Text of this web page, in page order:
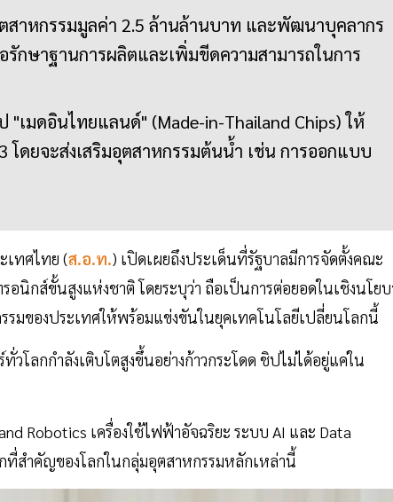
ตสาหกรรมมูลค่า 2.5 ล้านล้านบาท และพัฒนาบุคลากร
รักษาฐานการผลิตและเพิ่มขีดความสามารถในการ
"เมดอินไทยแลนด์" (Made-in-Thailand Chips) ให้
โดยจะส่งเสริมอุตสาหกรรมต้นน้ำ เช่น การออกแบบ
เทศไทย (ส.อ.ท.) เปิดเผยถึงประเด็นที่รัฐบาลมีการจัดตั้งคณะ
อนิกส์ขั้นสูงแห่งชาติ โดยระบุว่า ถือเป็นการต่อยอดในเชิงนโย
มของประเทศให้พร้อมแข่งขันในยุคเทคโนโลยีเปลี่ยนโลกนี้
โลกกำลังเติบโตสูงขึ้นอย่างก้าวกระโดด ชิปไม่ได้อยู่แค่ใน
Robotics เครื่องใช้ไฟฟ้าอัจฉริยะ ระบบ AI และ Data
ที่สำคัญของโลกในกลุ่มอุตสาหกรรมหลักเหล่านี้